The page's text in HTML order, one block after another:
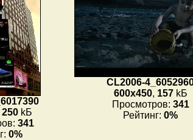
250kБ
341
0%
CL2006-
600x450, 157kБ
Просмотров: 341
Рейтинг: 0%